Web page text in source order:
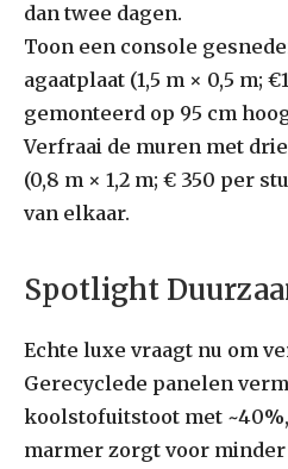
dan twee dagen.
Toon een console
agaatplaat (1,5 m × 0,5 m;
gemonteerd op 95 cm
Verfraai de muren met
(0,8 m × 1,2 m; € 350 per
van elkaar.
Spotlight
Echte luxe vraagt nu om
Gerecyclede panelen
koolstofuitstoot met
marmer zorgt voor